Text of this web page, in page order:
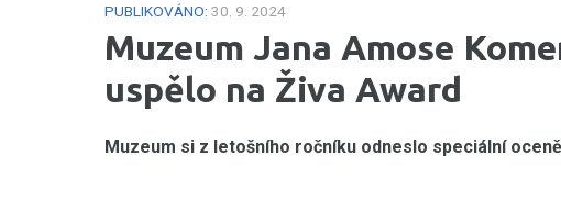
PUBLIKOVÁNO: 30. 9. 2024
Muzeum Jana Amose
uspělo na Živa Award
Muzeum si z letošního ročníku odneslo speciální